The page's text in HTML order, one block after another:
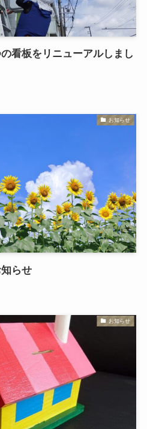
看板をリニューアルしまし
お知らせ
らせ
お知らせ